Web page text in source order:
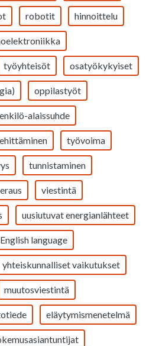
robotit hinnoittelu
työyhteisöt osatyökykyiset
oppilastyöt
alaissuhde
työvoima
tunnistaminen
viestintä
uusiutuvat energianlähteet
English language
yhteiskunnalliset vaikutukset
muutosviestintä
eläytymismenetelmä